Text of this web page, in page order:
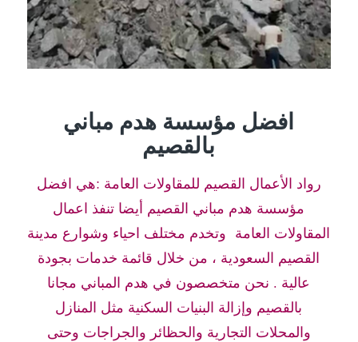
افضل مؤسسة هدم مباني
بالقصيم
رواد الأعمال القصيم للمقاولات العامة :هي افضل
مؤسسة هدم مباني القصيم أيضا تنفذ اعمال
المقاولات العامة وتخدم مختلف احياء وشوارع مدينة
القصيم السعودية ، من خلال قائمة خدمات بجودة
عالية . نحن متخصصون في هدم المباني مجانا
بالقصيم وإزالة البنيات السكنية مثل المنازل
والمحلات التجارية والحظائر والجراجات وحتى